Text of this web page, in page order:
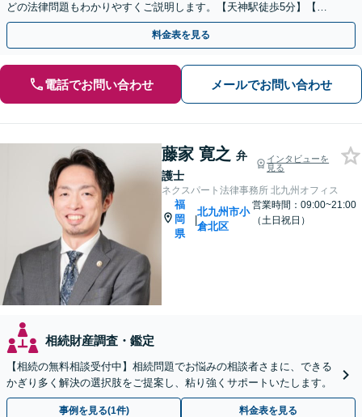
どの法律問題もわかりやすくご説明します。【天神駅徒歩5分】【中
央区役所目の前】
料金表を見る
電話でお問い合わせ メールでお問い合わせ
藤家 寛之 弁
護士
インタビューを
見る
ネクスパート法律事務所 北九州オフィス
福
岡
県
|
北九州市小
倉北区
営業時間：09:00~21:00
（土日祝日）
相続財産調査・鑑定
【相続の無料相談受付中】相続問題でお悩みの相談者さまに、できる
かぎり多く解決の選択肢をご提案し、粘り強くサポートいたします。
事例を見る(1件) 料金表を見る